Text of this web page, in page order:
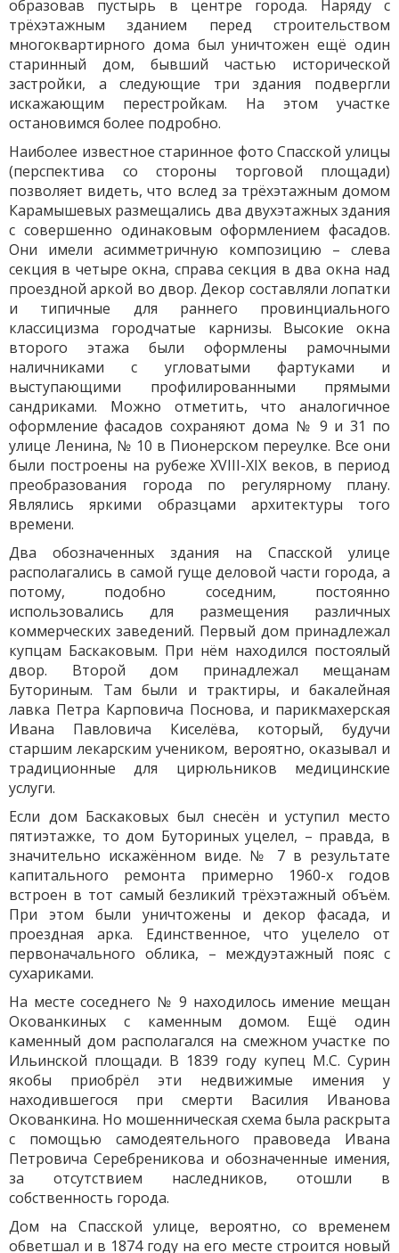
образовав пустырь в центре города. Наряду с
трёхэтажным зданием перед строительством
многоквартирного дома был уничтожен ещё один
старинный дом, бывший частью исторической
застройки, а следующие три здания подвергли
искажающим перестройкам. На этом участке
остановимся более подробно.
Наиболее известное старинное фото Спасской улицы
(перспектива со стороны торговой площади)
позволяет видеть, что вслед за трёхэтажным домом
Карамышевых размещались два двухэтажных здания
с совершенно одинаковым оформлением фасадов.
Они имели асимметричную композицию – слева
секция в четыре окна, справа секция в два окна над
проездной аркой во двор. Декор составляли лопатки
и типичные для раннего провинциального
классицизма городчатые карнизы. Высокие окна
второго этажа были оформлены рамочными
наличниками с угловатыми фартуками и
выступающими профилированными прямыми
сандриками. Можно отметить, что аналогичное
оформление фасадов сохраняют дома № 9 и 31 по
улице Ленина, № 10 в Пионерском переулке. Все они
были построены на рубеже XVIII-XIX веков, в период
преобразования города по регулярному плану.
Являлись яркими образцами архитектуры того
времени.
Два обозначенных здания на Спасской улице
располагались в самой гуще деловой части города, а
потому, подобно соседним, постоянно
использовались для размещения различных
коммерческих заведений. Первый дом принадлежал
купцам Баскаковым. При нём находился постоялый
двор. Второй дом принадлежал мещанам
Буториным. Там были и трактиры, и бакалейная
лавка Петра Карповича Поснова, и парикмахерская
Ивана Павловича Киселёва, который, будучи
старшим лекарским учеником, вероятно, оказывал и
традиционные для цирюльников медицинские
услуги.
Если дом Баскаковых был снесён и уступил место
пятиэтажке, то дом Буториных уцелел, – правда, в
значительно искажённом виде. № 7 в результате
капитального ремонта примерно 1960-х годов
встроен в тот самый безликий трёхэтажный объём.
При этом были уничтожены и декор фасада, и
проездная арка. Единственное, что уцелело от
первоначального облика, – междуэтажный пояс с
сухариками.
На месте соседнего № 9 находилось имение мещан
Окованкиных с каменным домом. Ещё один
каменный дом располагался на смежном участке по
Ильинской площади. В 1839 году купец М.С. Сурин
якобы приобрёл эти недвижимые имения у
находившегося при смерти Василия Иванова
Окованкина. Но мошенническая схема была раскрыта
с помощью самодеятельного правоведа Ивана
Петровича Серебреникова и обозначенные имения,
за отсутствием наследников, отошли в
собственность города.
Дом на Спасской улице, вероятно, со временем
обветшал и в 1874 году на его месте строится новый